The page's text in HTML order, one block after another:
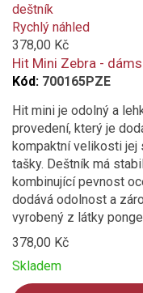
is
added
to
compare
Rychlý náhled
378,00 Kč
Hit Mini Zebra -
Kód: 700165PZE
Hit mini je odolný a
provedení, který je
kompaktní velikosti jej
tašky. Deštník má
kombinující pevnost
dodává odolnost a
vyrobený z látky
378,00 Kč
Skladem